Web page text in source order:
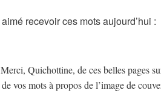
aimé recevoir ces mots aujourd’hui :
Quichottine, de ces belles pages
vos mots à propos de l’image de